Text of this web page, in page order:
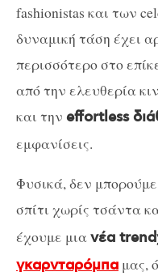
fashionistas και των
δυναμική τάση έχει
περισσότερο στο
από την ελευθερία
και την effortless
εμφανίσεις.
Φυσικά, δεν
σπίτι χωρίς τσάντα
έχουμε μιανέα
γκαρνταρόμπα μας,